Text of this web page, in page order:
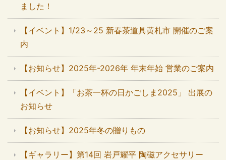
ました！
【イベント】1/23～25 新春茶道具黄札市 開催のご案
内
【お知らせ】2025年-2026年 年末年始 営業のご案内
【イベント】「お茶一杯の日かごしま2025」 出展の
お知らせ
【お知らせ】2025年冬の贈りもの
【ギャラリー】第14回 岩戸耀平 陶磁アクセサリー